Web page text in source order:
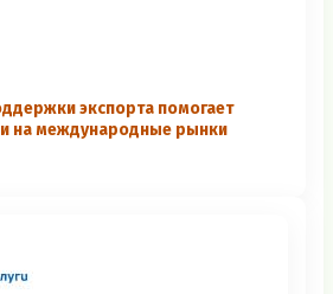
экспорта помогает
на международные рынки